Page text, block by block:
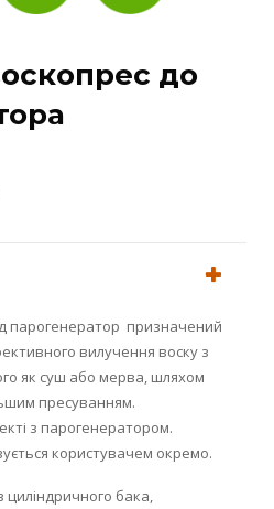
до
парогенератор призначений
вилучення воску з
як суш або мерва, шляхом
пресуванням.
з парогенератором.
користувачем окремо.
циліндричного бака,